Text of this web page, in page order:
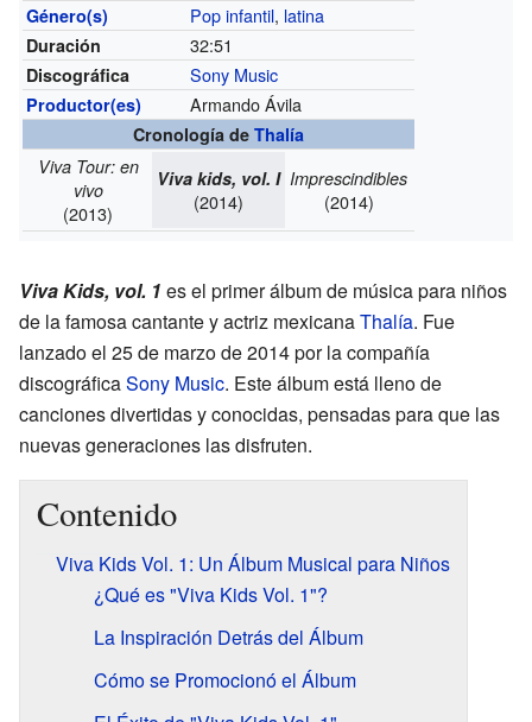
Género(s) Pop infantil, latina
Duración 32:51
Discográfica Sony Music
Productor(es) Armando Ávila
Cronología deThalía
Viva Tour: en
vivo
(2013)
Viva kids, vol. I
(2014)
Imprescindibles
(2014)
Viva Kids, vol. 1 es el primer álbum de música para niños
de la famosa cantante y actriz mexicanaThalía. Fue
lanzado el 25 de marzo de 2014 por la compañía
discográficaSony Music. Este álbum está lleno de
canciones divertidas y conocidas, pensadas para que las
nuevas generaciones las disfruten.
Contenido
Viva Kids Vol. 1: Un Álbum Musical para Niños
¿Qué es "Viva Kids Vol. 1"?
La Inspiración Detrás del Álbum
Cómo se Promocionó el Álbum